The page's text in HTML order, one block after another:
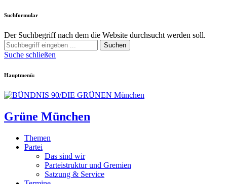
Suchformular
Der Suchbegriff nach dem die Website durchsucht werden soll.
Suchen
Suche schließen
Hauptmenü:
Grüne München
Themen
Partei
Das sind wir
Parteistruktur und Gremien
Satzung & Service